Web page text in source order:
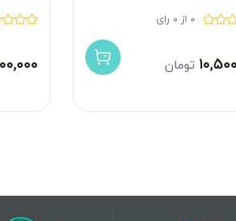
0 از 0 رای
تومان